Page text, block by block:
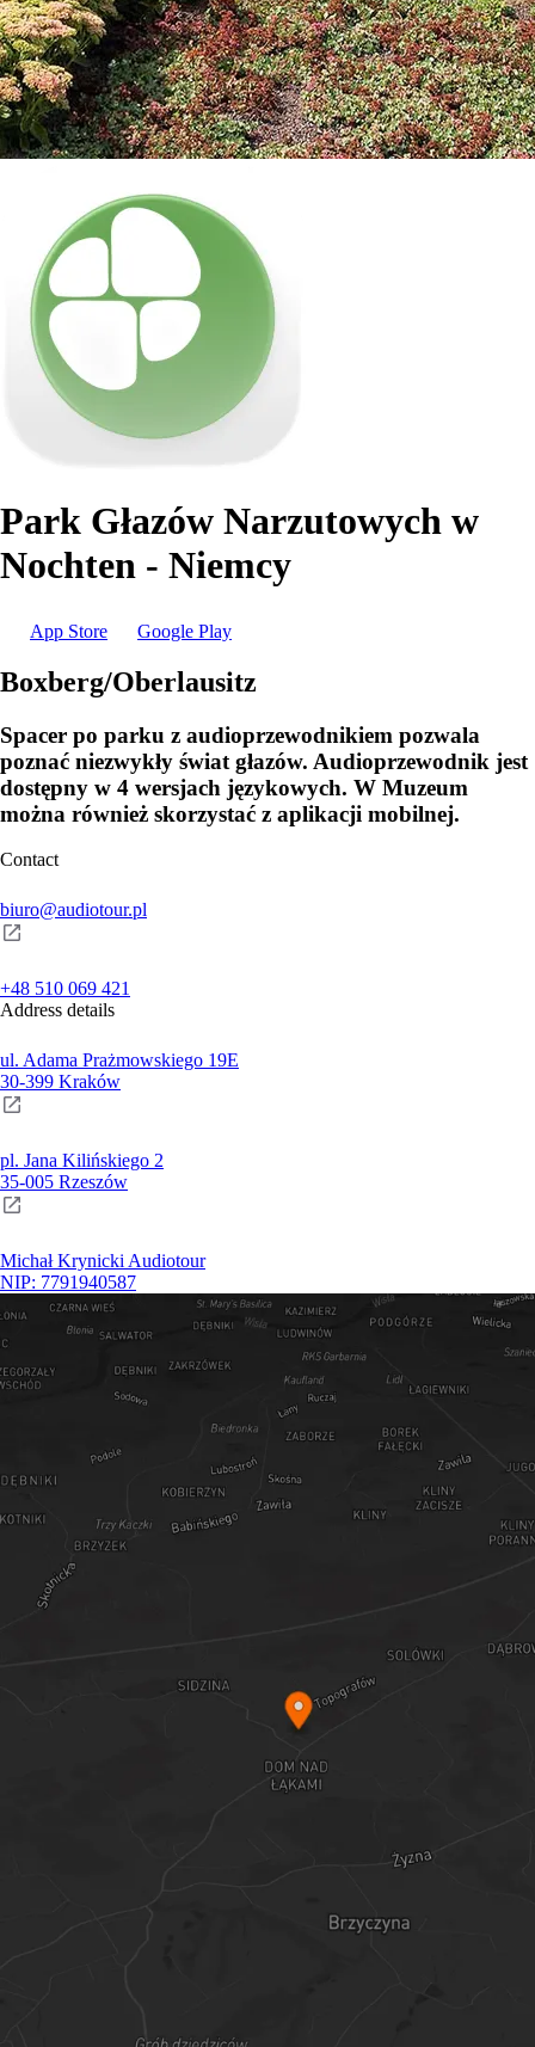
Park Głazów Narzutowych w
Nochten - Niemcy
App Store Google Play
Boxberg/Oberlausitz
Spacer po parku z audioprzewodnikiem pozwala
poznać niezwykły świat głazów. Audioprzewodnik jest
dostępny w 4 wersjach językowych. W Muzeum
można również skorzystać z aplikacji mobilnej.
Contact
biuro@audiotour.pl
+48 510 069 421
Address details
ul. Adama Prażmowskiego 19E
30-399 Kraków
pl. Jana Kilińskiego 2
35-005 Rzeszów
Michał Krynicki Audiotour
NIP: 7791940587